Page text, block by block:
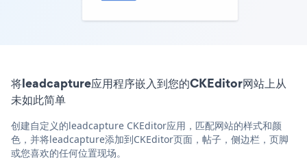
将leadcapture应用程序嵌入到您的CKEditor网站上从
未如此简单
创建自定义的leadcapture CKEditor应用，匹配网站的样式和颜
色，并将leadcapture添加到CKEditor页面，帖子，侧边栏，页脚
或您喜欢的任何位置现场。